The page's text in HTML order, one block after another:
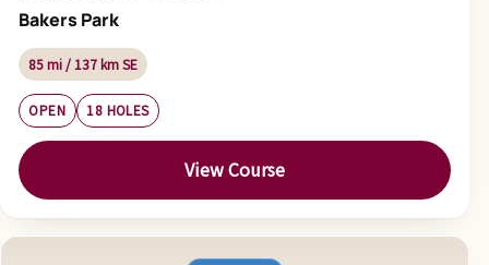
Bakers Park
85 mi / 137 km SE
OPEN 18 HOLES
View Course